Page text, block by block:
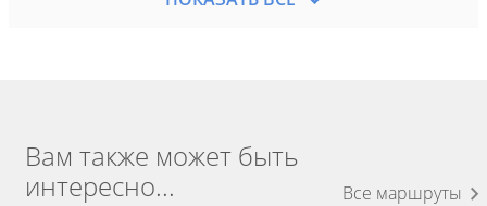
Вам также может быть
интересно...
Все маршруты